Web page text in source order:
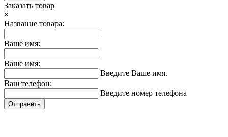
Заказать товар
×
Название товара:
Ваше имя:
Ваше имя:
Введите Ваше имя.
Ваш телефон:
Введите номер телефона
Отправить